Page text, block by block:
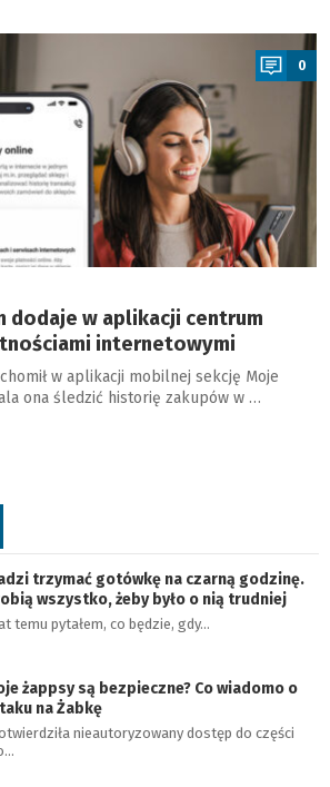
0
dodaje w aplikacji centrum
internetowymi
w aplikacji mobilnej sekcję Moje
ona śledzić historię zakupów w …
trzymać gotówkę na czarną godzinę.
wszystko, żeby było o nią trudniej
temu pytałem, co będzie, gdy…
żappsy są bezpieczne? Co wiadomo o
na Żabkę
nieautoryzowany dostęp do części